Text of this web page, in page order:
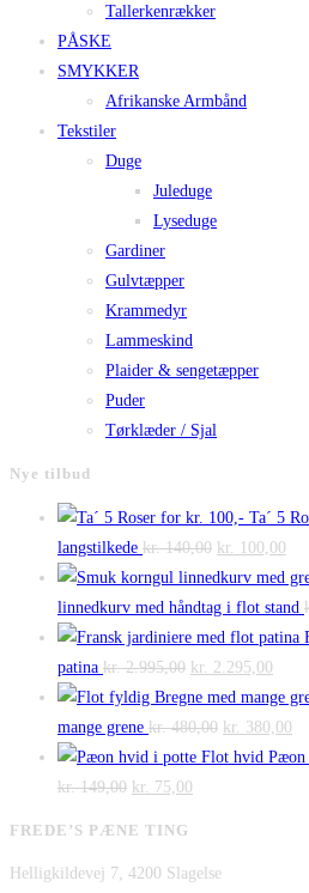
Tallerkenrækker
PÅSKE
SMYKKER
Afrikanske Armbånd
Tekstiler
Duge
Juleduge
Lyseduge
Gardiner
Gulvtæpper
Krammedyr
Lammeskind
Plaider & sengetæpper
Puder
Tørklæder / Sjal
Nye tilbud
Ta´ 5
langstilkede kr.140,00 Den
oprindelige
pris
var:
kr. 140,00.
kr. 100,00
pris
er:
linnedkurv med håndtag i flot stand
patina kr.2.995,00 Den
oprindelige
pris
var:
kr. 2.995,00.
kr. 2.295,00
pris
er:
mange grene kr.480,00 Den
oprindelige
kr. 380,00
Flot hvid
kr.149,00 Den
var:
kr. 75,00
er:
FREDE’S PÆNE TING
Helligkildevej 7, 4200 Slagelse